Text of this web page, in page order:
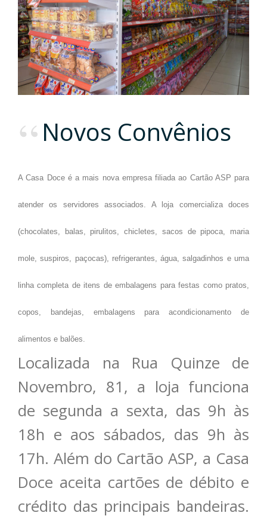
Novos Convênios
A Casa Doce é a mais nova empresa filiada ao Cartão ASP para
atender os servidores associados. A loja comercializa doces
(chocolates, balas, pirulitos, chicletes, sacos de pipoca, maria
mole, suspiros, paçocas), refrigerantes, água, salgadinhos e uma
linha completa de itens de embalagens para festas como pratos,
copos, bandejas, embalagens para acondicionamento de
alimentos e balões.
Localizada na Rua Quinze de
Novembro, 81, a loja funciona
de segunda a sexta, das 9h às
18h e aos sábados, das 9h às
17h. Além do Cartão ASP, a Casa
Doce aceita cartões de débito e
crédito das principais bandeiras.